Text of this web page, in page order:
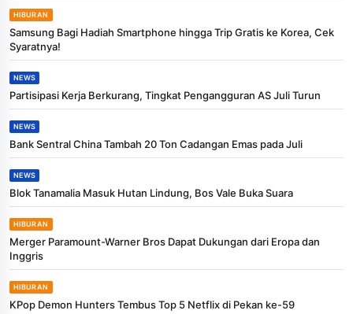
HIBURAN
Samsung Bagi Hadiah Smartphone hingga Trip Gratis ke Korea, Cek
Syaratnya!
NEWS
Partisipasi Kerja Berkurang, Tingkat Pengangguran AS Juli Turun
NEWS
Bank Sentral China Tambah 20 Ton Cadangan Emas pada Juli
NEWS
Blok Tanamalia Masuk Hutan Lindung, Bos Vale Buka Suara
HIBURAN
Merger Paramount-Warner Bros Dapat Dukungan dari Eropa dan
Inggris
HIBURAN
KPop Demon Hunters Tembus Top 5 Netflix di Pekan ke-59